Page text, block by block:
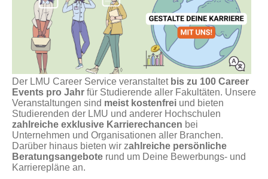
Der LMU Career Service veranstaltet bis zu 100 Career
Events pro Jahr für Studierende aller Fakultäten. Unsere
Veranstaltungen sind meist kostenfrei und bieten
Studierenden der LMU und anderer Hochschulen
zahlreiche exklusive Karrierechancen bei
Unternehmen und Organisationen aller Branchen.
Darüber hinaus bieten wir zahlreiche persönliche
Beratungsangebote rund um Deine Bewerbungs- und
Karrierepläne an.